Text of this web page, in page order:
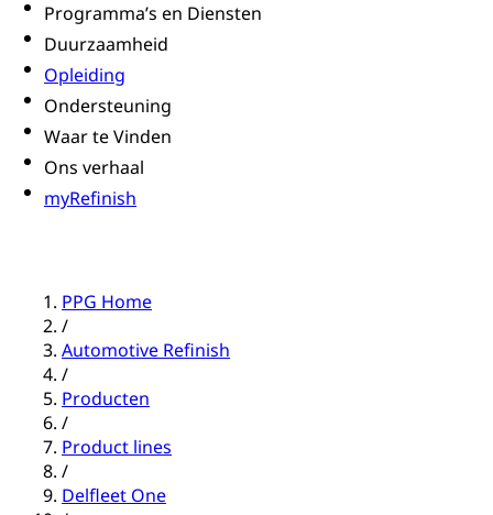
Programma’s en Diensten
Duurzaamheid
Opleiding
Ondersteuning
Waar te Vinden
Ons verhaal
myRefinish
PPG Home
/
Automotive Refinish
/
Producten
/
Product lines
/
Delfleet One